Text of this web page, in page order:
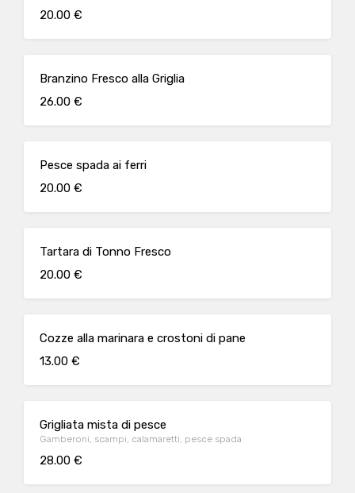
20.00 €
Branzino Fresco alla Griglia
26.00 €
Pesce spada ai ferri
20.00 €
Tartara di Tonno Fresco
20.00 €
Cozze alla marinara e crostoni di pane
13.00 €
Grigliata mista di pesce
Gamberoni, scampi, calamaretti, pesce spada
28.00 €